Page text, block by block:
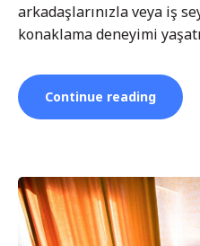
arkadaşlarınızla veya iş
konaklama deneyimi
Continue reading“İki